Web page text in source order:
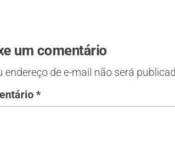
um comentário
endereço de e-mail não será
*